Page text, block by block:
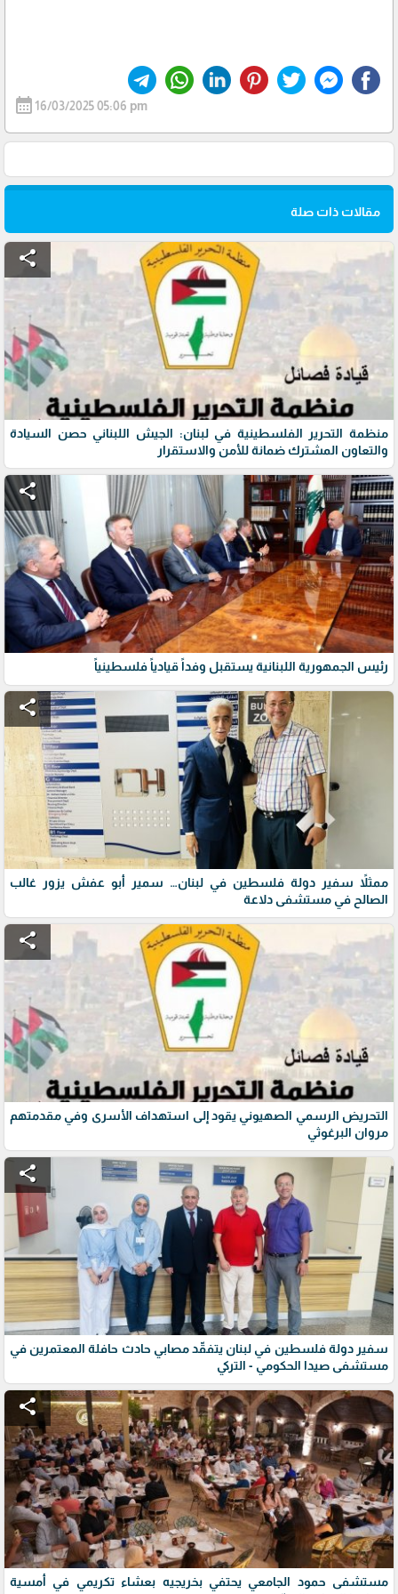
calendar_month 16/03/2025 05:06 pm
مقالات ذات صلة
share
منظمة التحرير الفلسطينية في لبنان: الجيش اللبناني حصن السيادة
والتعاون المشترك ضمانة للأمن والاستقرار
share
رئيس الجمهورية اللبنانية يستقبل وفداً قيادياً فلسطينياً
share
ممثلاً سفير دولة فلسطين في لبنان… سمير أبو عفش يزور غالب
الصالح في مستشفى دلاعة
share
التحريض الرسمي الصهيوني يقود إلى استهداف الأسرى وفي مقدمتهم
مروان البرغوثي
share
سفير دولة فلسطين في لبنان يتفقّد مصابي حادث حافلة المعتمرين في
مستشفى صيدا الحكومي - التركي
share
مستشفى حمود الجامعي يحتفي بخريجيه بعشاء تكريمي في أمسية